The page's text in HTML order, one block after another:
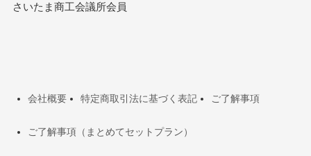
さいたま商工会議所会員
会社概要 特定商取引法に基づく表記 ご了解事項
ご了解事項（まとめてセットプラン）